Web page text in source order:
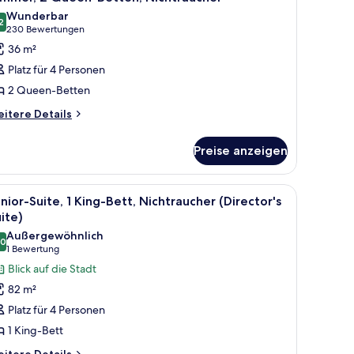
von 10
Wunderbar
230 Bewertungen
(230
Bewertungen)
36 m²
Platz für 4 Personen
2 Queen-Betten
Details
Preise anzeigen
Holztisch, weißen Stühlen, einem gerahmten abstrakten Gemälde und
Ein Hotelzimmer mit einem großen Bett,
4
Suite, 1 King-Bett, Nichtraucher (Director's
von 10
Außergewöhnlich
1 Bewertung
(1
Bewertung)
Blick auf die Stadt
82 m²
Platz für 4 Personen
1 King-Bett